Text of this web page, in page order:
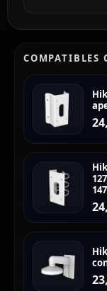
COMPATIBLES